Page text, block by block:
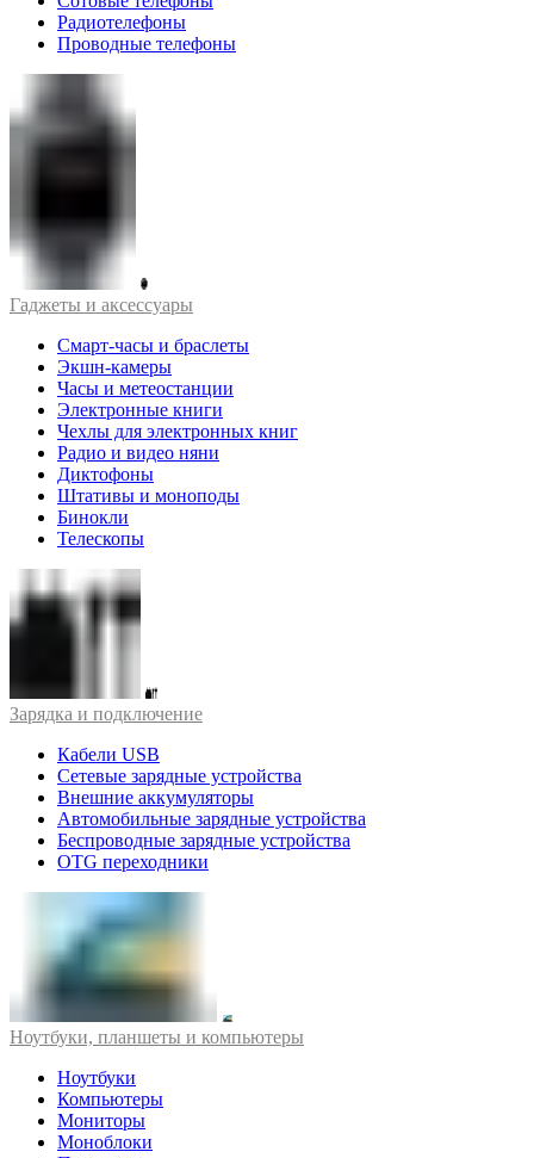
Радиотелефоны
Проводные телефоны
Гаджеты и аксессуары
Смарт-часы и браслеты
Экшн-камеры
Часы и метеостанции
Электронные книги
Чехлы для электронных книг
Радио и видео няни
Диктофоны
Штативы и моноподы
Бинокли
Телескопы
Зарядка и подключение
Кабели USB
Сетевые зарядные устройства
Внешние аккумуляторы
Автомобильные зарядные устройства
Беспроводные зарядные устройства
OTG переходники
Ноутбуки, планшеты и компьютеры
Ноутбуки
Компьютеры
Мониторы
Моноблоки